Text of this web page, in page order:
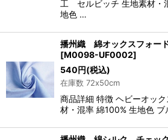
工 セルビッチ 生地素材・
地色 …
播州織 綿オックスフォ
[M0098-UF0002]
540円(税込)
在庫数 72x50cm
商品詳細 特徴 ヘビーオッ
材・混率 綿100% 生地色